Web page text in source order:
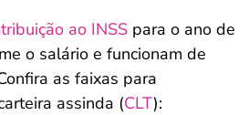
ao INSS para o ano de
o salário e funcionam de
as faixas para
assinda (CLT):